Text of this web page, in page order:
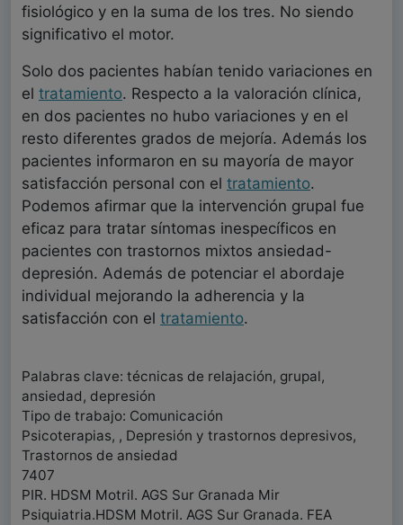
fisiológico y en la suma de los tres. No siendo
significativo el motor.
Solo dos pacientes habían tenido variaciones en
el tratamiento. Respecto a la valoración clínica,
en dos pacientes no hubo variaciones y en el
resto diferentes grados de mejoría. Además los
pacientes informaron en su mayoría de mayor
satisfacción personal con el tratamiento.
Podemos afirmar que la intervención grupal fue
eficaz para tratar síntomas inespecíficos en
pacientes con trastornos mixtos ansiedad-
depresión. Además de potenciar el abordaje
individual mejorando la adherencia y la
satisfacción con el tratamiento.
Palabras clave: técnicas de relajación, grupal,
ansiedad, depresión
Tipo de trabajo: Comunicación
Psicoterapias, , Depresión y trastornos depresivos,
Trastornos de ansiedad
7407
PIR. HDSM Motril. AGS Sur Granada Mir
Psiquiatria.HDSM Motril. AGS Sur Granada. FEA